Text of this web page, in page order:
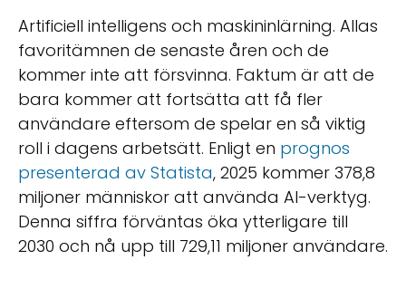
Artificiell intelligens och maskininlärning. Allas
favoritämnen de senaste åren och de
kommer inte att försvinna. Faktum är att de
bara kommer att fortsätta att få fler
användare eftersom de spelar en så viktig
roll i dagens arbetsätt. Enligt en prognos
presenterad av Statista, 2025 kommer 378,8
miljoner människor att använda AI-verktyg.
Denna siffra förväntas öka ytterligare till
2030 och nå upp till 729,11 miljoner användare.